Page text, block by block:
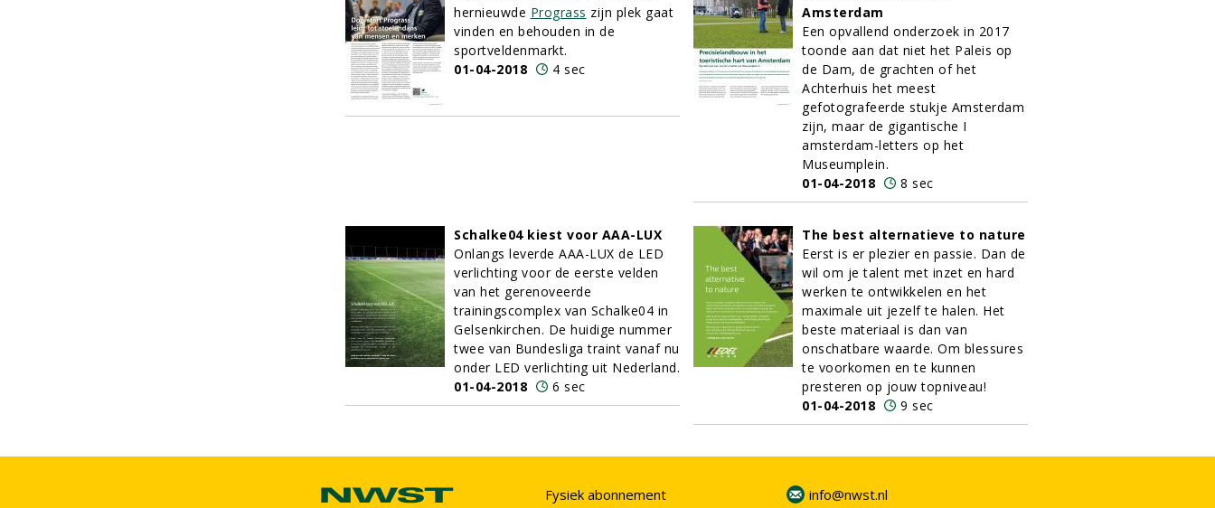
hernieuwde Prograss zijn plek gaat
vinden en behouden in de
sportveldenmarkt.
01-04-2018
4 sec
Amsterdam
Een opvallend onderzoek in 2017
toonde aan dat niet het Paleis op
de Dam, de grachten of het
Achterhuis het meest
gefotografeerde stukje Amsterdam
zijn, maar de gigantische I
amsterdam-letters op het
Museumplein.
01-04-2018
8 sec
Schalke04 kiest voor AAA-LUX
Onlangs leverde AAA-LUX de LED
verlichting voor de eerste velden
van het gerenoveerde
trainingscomplex van Schalke04 in
Gelsenkirchen. De huidige nummer
twee van Bundesliga traint vanaf nu
onder LED verlichting uit Nederland.
01-04-2018
6 sec
The best alternatieve to nature
Eerst is er plezier en passie. Dan de
wil om je talent met inzet en hard
werken te ontwikkelen en het
maximale uit jezelf te halen. Het
beste materiaal is dan van
onschatbare waarde. Om blessures
te voorkomen en te kunnen
presteren op jouw topniveau!
01-04-2018
9 sec
Fysiek abonnement
info@nwst.nl